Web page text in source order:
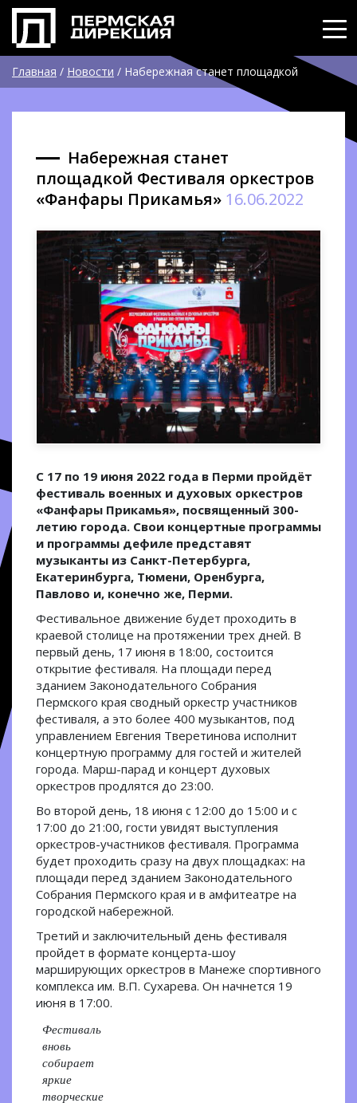
Главная / Новости / Набережная станет площадкой
Набережная станет
площадкой Фестиваля оркестров
«Фанфары Прикамья» 16.06.2022
С 17 по 19 июня 2022 года в Перми пройдёт
фестиваль военных и духовых оркестров
«Фанфары Прикамья», посвященный 300-
летию города. Свои концертные программы
и программы дефиле представят
музыканты из Санкт-Петербурга,
Екатеринбурга, Тюмени, Оренбурга,
Павлово и, конечно же, Перми.
Фестивальное движение будет проходить в
краевой столице на протяжении трех дней. В
первый день, 17 июня в 18:00, состоится
открытие фестиваля. На площади перед
зданием Законодательного Собрания
Пермского края сводный оркестр участников
фестиваля, а это более 400 музыкантов, под
управлением Евгения Тверетинова исполнит
концертную программу для гостей и жителей
города. Марш-парад и концерт духовых
оркестров продлятся до 23:00.
Во второй день, 18 июня с 12:00 до 15:00 и с
17:00 до 21:00, гости увидят выступления
оркестров-участников фестиваля. Программа
будет проходить сразу на двух площадках: на
площади перед зданием Законодательного
Собрания Пермского края и в амфитеатре на
городской набережной.
Третий и заключительный день фестиваля
пройдет в формате концерта-шоу
марширующих оркестров в Манеже спортивного
комплекса им. В.П. Сухарева. Он начнется 19
июня в 17:00.
Фестиваль
вновь
собирает
яркие
творческие